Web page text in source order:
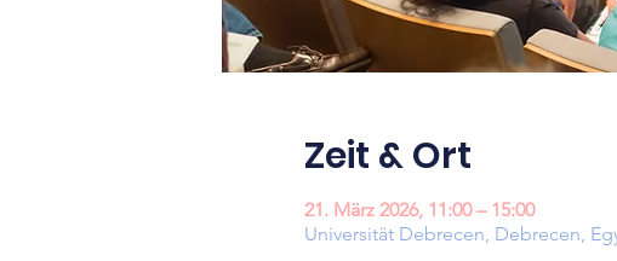
Zeit & Ort
21. März 2026, 11:00 – 15:00
Universität Debrecen, Debrecen,